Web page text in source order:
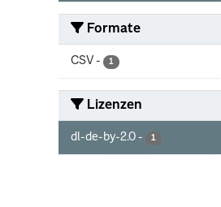
Formate
CSV - 1
Lizenzen
dl-de-by-2.0 - 1